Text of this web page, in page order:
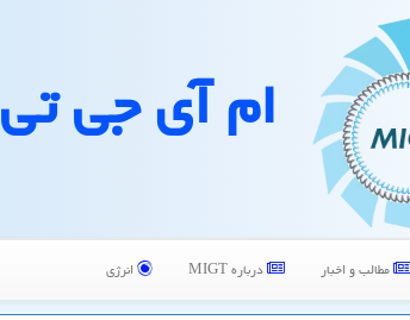
ام آی جی تی
مطالب و اخبار درباره MIGT انرژی